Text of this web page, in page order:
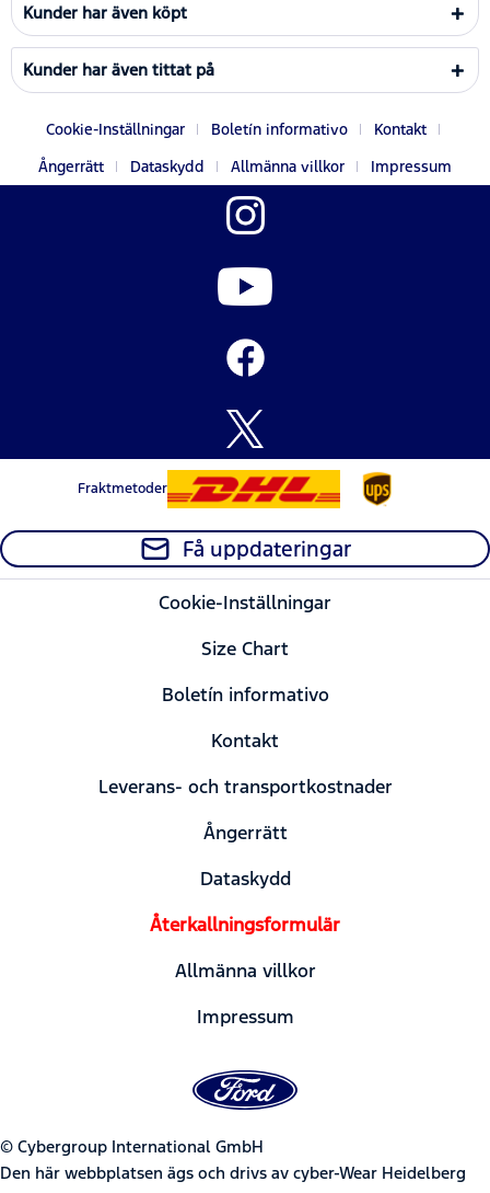
Kunder har även köpt
Kunder har även tittat på
Cookie-Inställningar Boletín informativo
Kontakt
Ångerrätt
Dataskydd Allmänna villkor Impressum
Fraktmetoder
Få uppdateringar
Cookie-Inställningar
Size Chart
Boletín informativo
Kontakt
Leverans- och transportkostnader
Ångerrätt
Dataskydd
Återkallningsformulär
Allmänna villkor
Impressum
© Cybergroup International GmbH
Den här webbplatsen ägs och drivs av cyber-Wear Heidelberg